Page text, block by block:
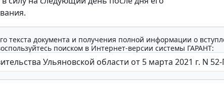
текста документа и получения полной информации о
поиском в Интернет-версии системы ГАРАНТ: